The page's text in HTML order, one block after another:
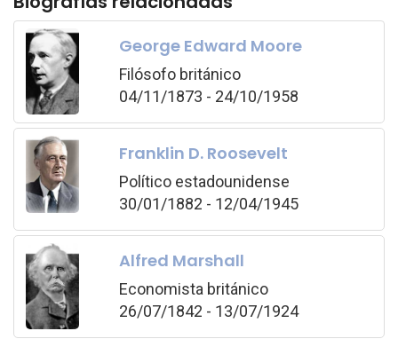
George Edward Moore
Filósofo británico
04/11/1873 - 24/10/1958
Franklin D. Roosevelt
Político estadounidense
30/01/1882 - 12/04/1945
Alfred Marshall
Economista británico
26/07/1842 - 13/07/1924